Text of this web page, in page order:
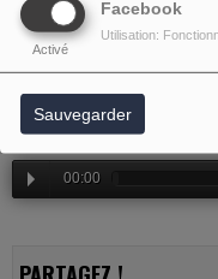
Facebook
Activé
Utilisation:
Sauvegarder
Sampleur et sans reproche -
00:00